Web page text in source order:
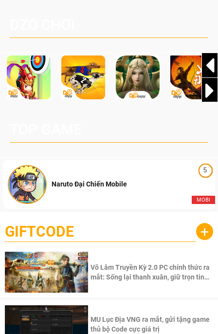
5
MOBI
Naruto Đại Chiến Mobile
GIFTCODE +
Võ Lâm Truyền Kỳ 2.0 PC chính thức ra
mắt: Sống lại thanh xuân, giữ trọn tinh
MU Lục Địa VNG ra mắt, gửi tặng game
thủ bộ Code cực giá trị